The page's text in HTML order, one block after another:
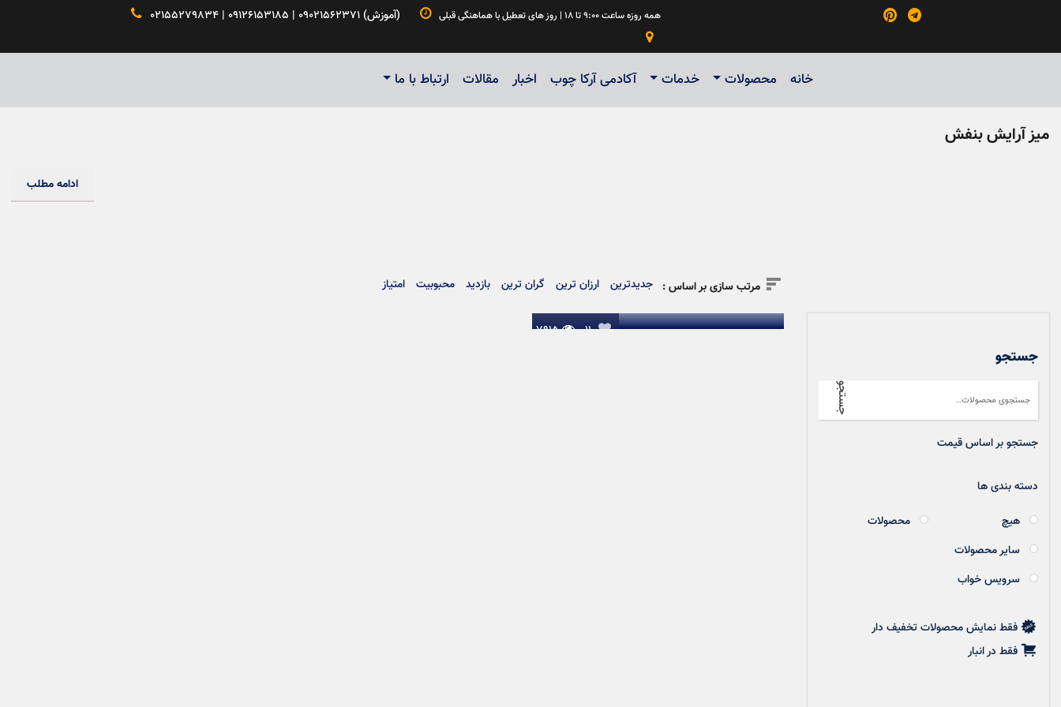


 ۰۲۱۵۵۲۷۹۸۳۴ | ۰۹۱۲۶۱۵۳۱۸۵ | ۰۹۰۲۱۵۶۲۳۷۱ (آموزش) 
همه روزه ساعت ۹:۰۰ تا ۱۸ | روز های تعطیل با هماهنگی قبلی

خانه محصولات خدمات آکادمی آرکا چوب اخبار مقالات ارتباط با ما
میز آرایش بنفش
ادامه مطلب
 مرتب سازی بر اساس : جدیدترین ارزان ترین گران ترین بازدید محبوبیت امتیاز
جستجو
جستجو
جستجو بر اساس قیمت
دسته بندی ها
هیچ
محصولات
سایر محصولات
سرویس خواب
فقط نمایش محصولات تخفیف دار
فقط در انبار
۱۱ ۷۹۱۵